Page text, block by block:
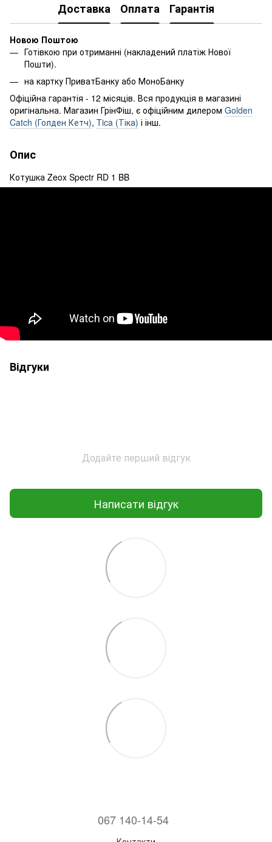
Доставка Оплата Гарантія
Новою Поштою
Готівкою при отриманні (накладений платіж Нової
Пошти).
на картку ПриватБанку або МоноБанку
Офіційна гарантія - 12 місяців. Вся продукція в магазині
оригінальна. Магазин ГрінФіш, є офіційним дилером Golden
Catch (Голден Кетч), Tica (Тіка) і інш.
Опис
Котушка Zeox Spectr RD 1 BB
Відгуки
Додайте перший відгук
Написати відгук
067 140-14-54